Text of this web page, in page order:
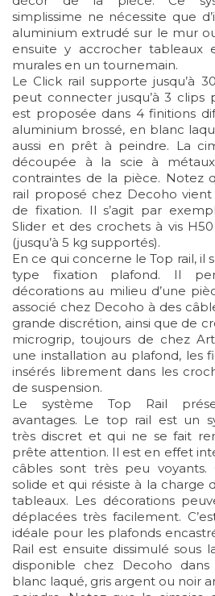
simplissime ne nécessite que
aluminium extrudé sur le mur
ensuite y accrocher tableaux
murales en un tournemain.
Le Click rail supporte jusqu’à
peut connecter jusqu’à 3 clips
est proposée dans 4 finitions
aluminium brossé, en blanc
aussi en prêt à peindre. La
découpée à la scie à
contraintes de la pièce. Notez
rail proposé chez Decoho vient
de fixation. Il s’agit par
Slider et des crochets à vis
(jusqu’à 5 kg supportés).
En ce qui concerne le Top rail, il
type fixation plafond. Il
décorations au milieu d’une
associé chez Decoho à des
grande discrétion, ainsi que de
microgrip, toujours de chez
une installation au plafond, les
insérés librement dans les
de suspension.
Le système Top Rail
avantages. Le top rail est un
très discret et qui ne se fait
prête attention. Il est en effet
câbles sont très peu voyants.
solide et qui résiste à la charge
tableaux. Les décorations
déplacées très facilement.
idéale pour les plafonds
Rail est ensuite dissimulé sous
disponible chez Decoho
blanc laqué, gris argent ou noir